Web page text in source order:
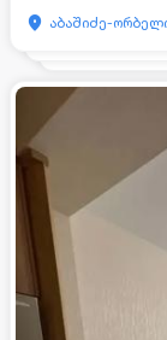
აბაშიძე-